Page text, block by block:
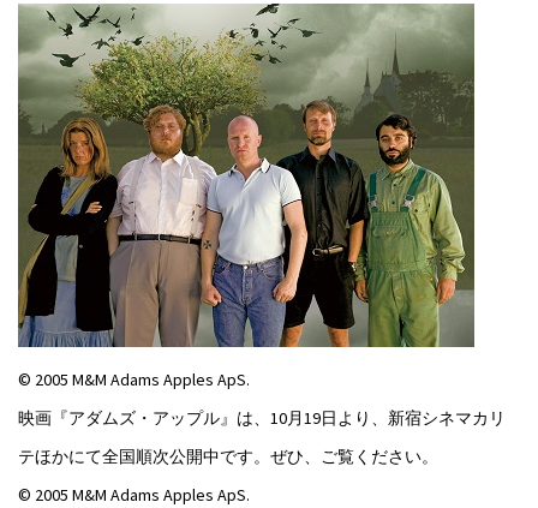
© 2005 M&M Adams Apples ApS.
映画『アダムズ・アップル』は、10月19日より、新宿シネマカリ
テほかにて全国順次公開中です。ぜひ、ご覧ください。
© 2005 M&M Adams Apples ApS.